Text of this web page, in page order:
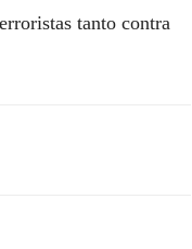
tanto contra